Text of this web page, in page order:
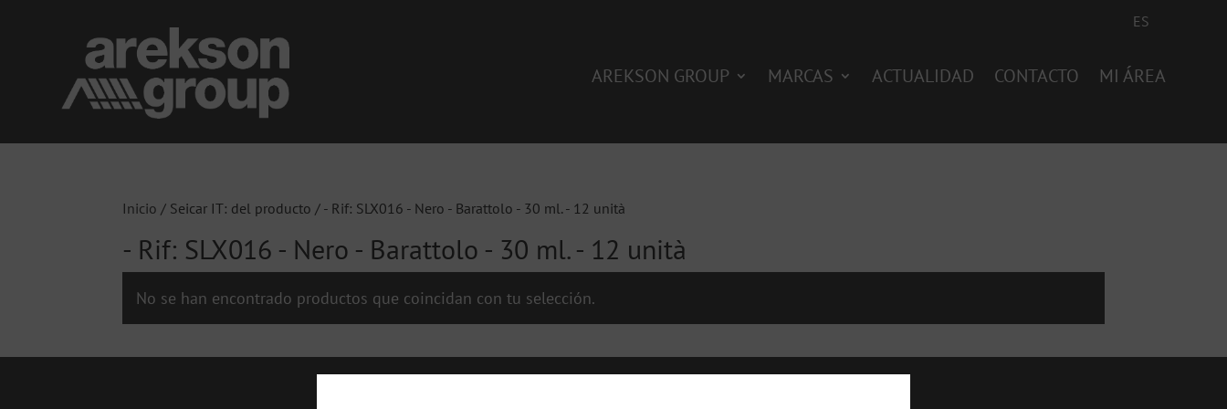
ES
AREKSON GROUP MARCAS ACTUALIDAD CONTACTO MI ÁREA
Inicio / Seicar IT: del producto / - Rif: SLX016 - Nero - Barattolo - 30 ml. - 12 unità
- Rif: SLX016 - Nero - Barattolo - 30 ml. - 12 unità
No se han encontrado productos que coincidan con tu selección.